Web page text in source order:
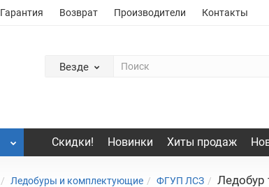
Гарантия Возврат Производители Контакты
Везде
Скидки! Новинки Хиты продаж
Ледобуры и комплектующие ФГУП ЛСЗ Ледобур